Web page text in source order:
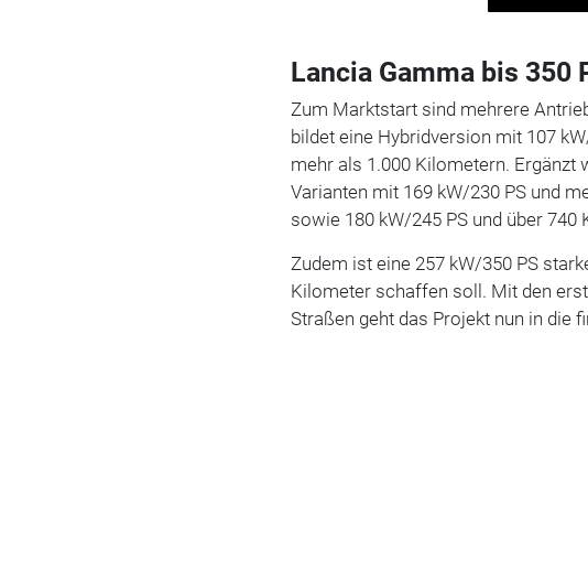
Lancia Gamma bis 350
Zum Marktstart sind mehrere
bildet eine Hybridversion mit 107
mehr als 1.000 Kilometern.
Varianten mit 169 kW/230 PS und
sowie 180 kW/245 PS und über
Zudem ist eine 257 kW/350 PS
Kilometer schaffen soll. Mit den
Straßen geht das Projekt nun in die